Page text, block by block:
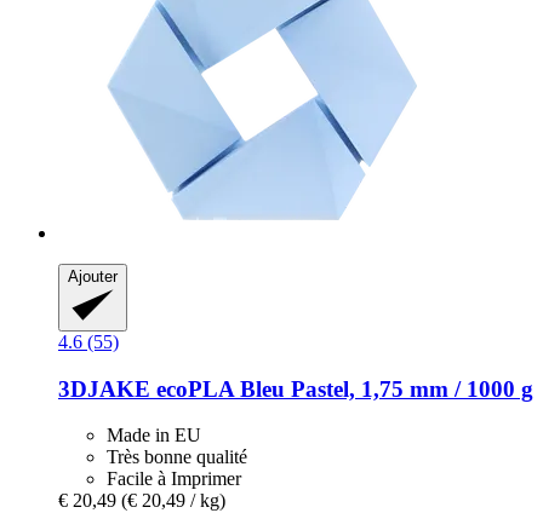
Ajouter
4.6 (55)
3DJAKE ecoPLA Bleu Pastel, 1,75 mm / 1000 g
Made in EU
Très bonne qualité
Facile à Imprimer
€ 20,49 (€ 20,49 / kg)